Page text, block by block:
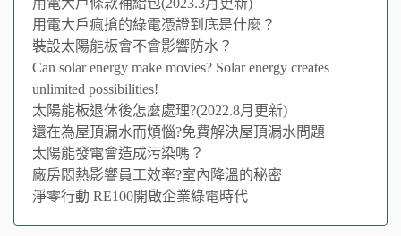
用電大戶瘋搶的綠電憑證到底是什麼？
裝設太陽能板會不會影響防水？
Can solar energy make movies? Solar energy creates
unlimited possibilities!
太陽能板退休後怎麼處理?(2022.8月更新)
還在為屋頂漏水而煩惱?免費解決屋頂漏水問題
太陽能發電會造成污染嗎？
廠房悶熱影響員工效率?室內降溫的秘密
淨零行動 RE100開啟企業綠電時代